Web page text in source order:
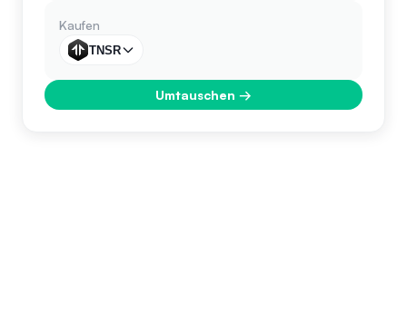
Kaufen
TNSR
Umtauschen →